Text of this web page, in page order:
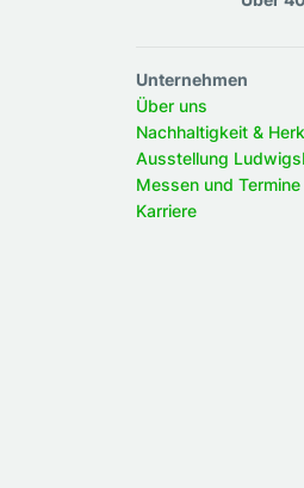
Unternehmen
Über uns
Nachhaltigkeit &
Ausstellung
Messen und Termine
Karriere